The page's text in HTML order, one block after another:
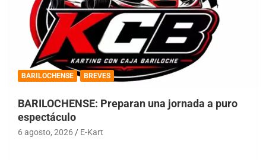
BARILOCHENSE BREVES
BARILOCHENSE: Preparan una jornada a puro
espectáculo
6 agosto, 2026 E-Kart